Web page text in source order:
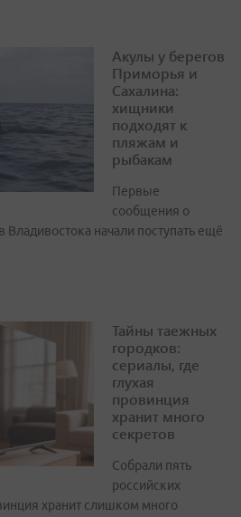
Акулы у берегов
Приморья и
Сахалина:
хищники
подходят к
пляжам и
рыбакам
Первые
сообщения о
Владивостока начали поступать ещё
Тайны таежных
городков:
сериалы, где
глухая
провинция
хранит много
секретов
Собрали пять
российских
хранит слишком много